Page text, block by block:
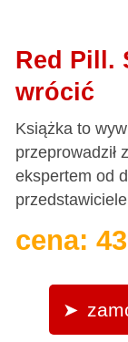
Red Pill.
wrócić
Książka to
przeprowadził
ekspertem od
cena: